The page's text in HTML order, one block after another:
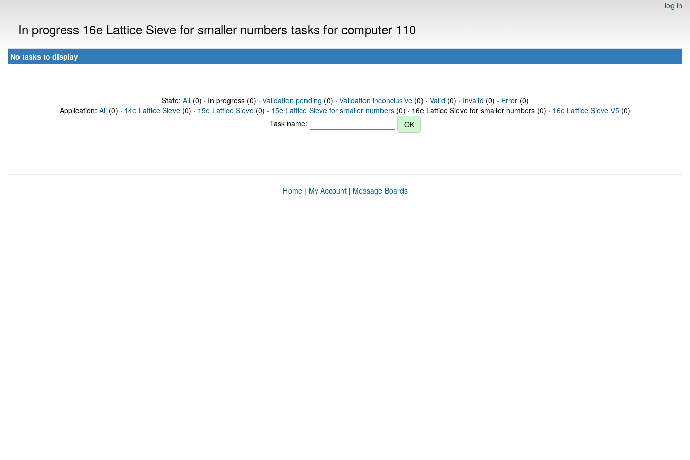
log in
In progress 16e Lattice Sieve for smaller numbers tasks for computer 110
No tasks to display
State: All(0) · In progress (0) · Validation pending (0) · Validation inconclusive(0) · Valid (0) · Invalid (0) · Error(0)
Application: All (0) · 14e Lattice Sieve (0) · 15e Lattice Sieve (0) · 15e Lattice Sieve for smaller numbers (0) · 16e Lattice Sieve for smaller numbers (0) · 16e Lattice Sieve V5 (0)
Task name:
Home| My Account| Message Boards